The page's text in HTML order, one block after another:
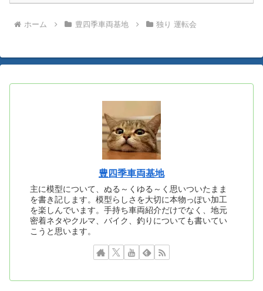
ホーム 豊四季車両基地 独り 運転会
豊四季車両基地
主に模型について、ぬる～くゆる～く思いついたまま
を書き記します。模型らしさを大切に本物っぽい加工
を楽しんでいます。手持ち車両紹介だけでなく、地元
密着ネタやクルマ、バイク、釣りについても書いてい
こうと思います。